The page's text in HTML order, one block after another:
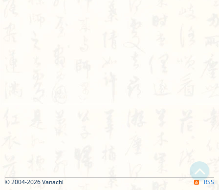
© 2004-2026 Vanachi RSS